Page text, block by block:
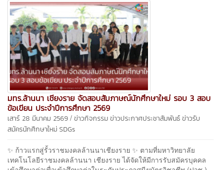
มทร.ล้านนา เชียงราย จัดสอบสัมภาษณ์นักศึกษาใหม่ รอบ 3 สอบ
ข้อเขียน ประจำปีการศึกษา 2569
เสาร์ 28 มีนาคม 2569 / ข่าวกิจกรรมข่าวประกาศประชาสัมพันธ์ข่าวรับ
สมัครนักศึกษาใหม่SDGs
✨ ก้าวแรกสู่รั้วราชมงคลล้านนาเชียงราย ✨ ตามที่มหาวิทยาลัย
เทคโนโลยีราชมงคลล้านนา เชียงราย ได้จัดให้มีการรับสมัครบุคคล